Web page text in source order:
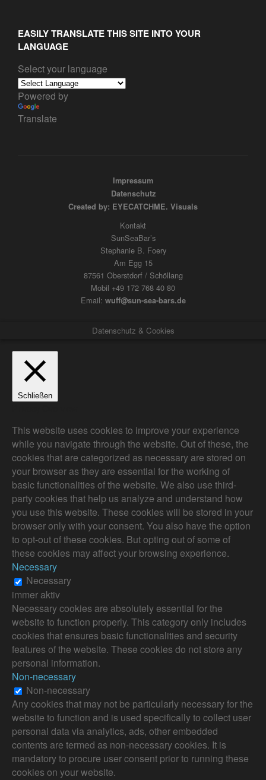
EASILY TRANSLATE THIS SITE INTO YOUR
LANGUAGE
Select your language
Powered by
Translate
Impressum
Datenschutz
Created by: EYECATCHME. Visuals
Kontakt
SunSeaBar’s
Stephanie B. Foery
Am Egg 15
87561 Oberstdorf / Schöllang
Mobil +49 172 768 40 80
Email: wuff@sun-sea-bars.de
Datenschutz & Cookies
Schließen
This website uses cookies to improve your experience
while you navigate through the website. Out of these, the
cookies that are categorized as necessary are stored on
your browser as they are essential for the working of
basic functionalities of the website. We also use third-
party cookies that help us analyze and understand how
you use this website. These cookies will be stored in your
browser only with your consent. You also have the option
to opt-out of these cookies. But opting out of some of
these cookies may affect your browsing experience.
Necessary
Necessary
immer aktiv
Necessary cookies are absolutely essential for the
website to function properly. This category only includes
cookies that ensures basic functionalities and security
features of the website. These cookies do not store any
personal information.
Non-necessary
Non-necessary
Any cookies that may not be particularly necessary for the
website to function and is used specifically to collect user
personal data via analytics, ads, other embedded
contents are termed as non-necessary cookies. It is
mandatory to procure user consent prior to running these
cookies on your website.